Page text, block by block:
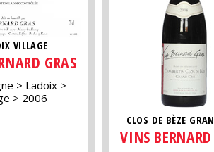
VILLAGE
GRAS
Ladoix
2006
CLOS DE BÈZE
VINS